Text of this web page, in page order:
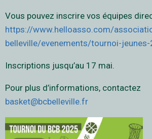
Vous pouvez inscrire vos équipes
https://www.helloasso.com/
belleville/evenements/tournoi-
Inscriptions jusqu’au 17 mai.
Pour plus d’informations, contactez
basket@bcbelleville.fr